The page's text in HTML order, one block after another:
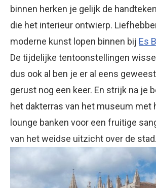
binnen herken je gelijk de
die het interieur ontwierp.
moderne kunst lopen binnen bij Es
De tijdelijke tentoonstellingen
dus ook al ben je er al eens
gerust nog een keer. En strijk na je
het dakterras van het museum met
lounge banken voor een fruitige
van het weidse uitzicht over de stad.